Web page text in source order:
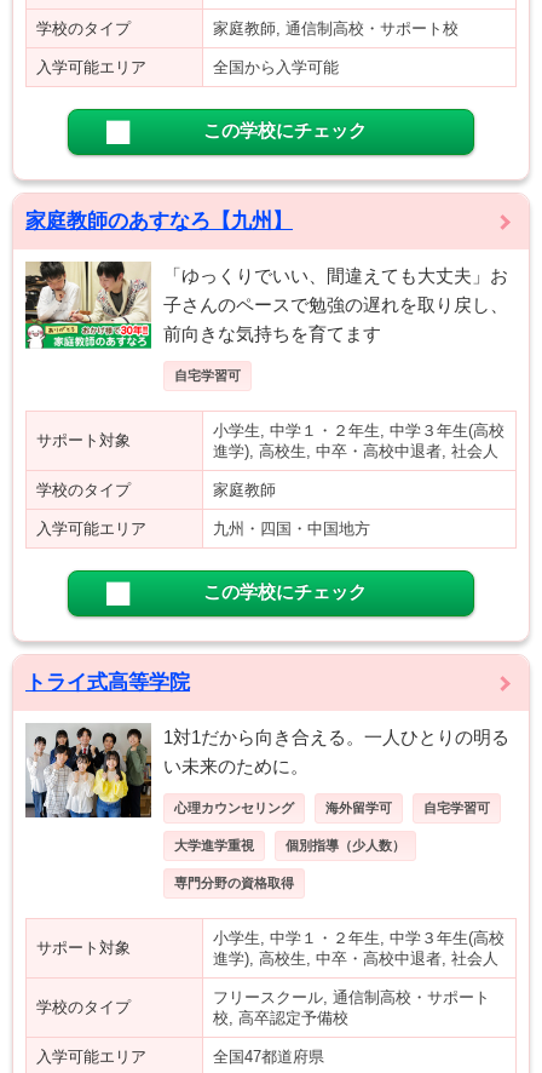
学校のタイプ 家庭教師, 通信制高校・サポート校
入学可能エリア 全国から入学可能
この学校にチェック
家庭教師のあすなろ【九州】
「ゆっくりでいい、間違えても大丈夫」お
子さんのペースで勉強の遅れを取り戻し、
前向きな気持ちを育てます
自宅学習可
サポート対象
小学生, 中学１・２年生, 中学３年生(高校
進学), 高校生, 中卒・高校中退者, 社会人
学校のタイプ 家庭教師
入学可能エリア 九州・四国・中国地方
この学校にチェック
トライ式高等学院
1対1だから向き合える。一人ひとりの明る
い未来のために。
心理カウンセリング 海外留学可 自宅学習可
大学進学重視 個別指導（少人数）
専門分野の資格取得
サポート対象
小学生, 中学１・２年生, 中学３年生(高校
進学), 高校生, 中卒・高校中退者, 社会人
学校のタイプ
フリースクール, 通信制高校・サポート
校, 高卒認定予備校
入学可能エリア 全国47都道府県